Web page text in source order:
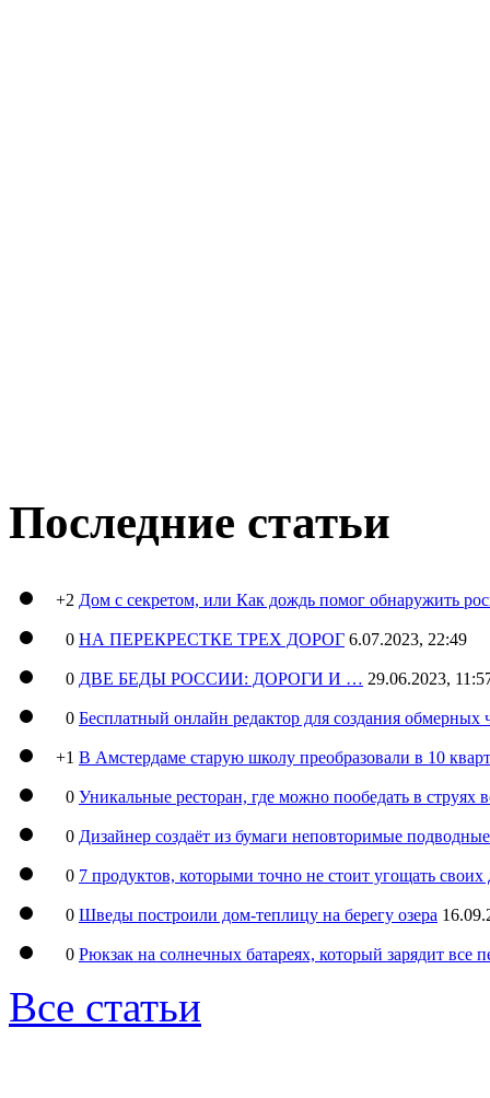
Последние статьи
+2 Дом с секретом, или Как дождь помог обнаружить
0 НА ПЕРЕКРЕСТКЕ ТРЕХ ДОРОГ 6.07.2023, 22:49
0 ДВЕ БЕДЫ РОССИИ: ДОРОГИ И … 29.06.2023,
0 Бесплатный онлайн редактор для создания обмерных
+1 В Амстердаме старую школу преобразовали в 10
0 Уникальные ресторан, где можно пообедать в струях
0 Дизайнер создаёт из бумаги неповторимые
0 7 продуктов, которыми точно не стоит угощать
0 Шведы построили дом-теплицу на берегу озера
0 Рюкзак на солнечных батареях, который зарядит все
Все статьи